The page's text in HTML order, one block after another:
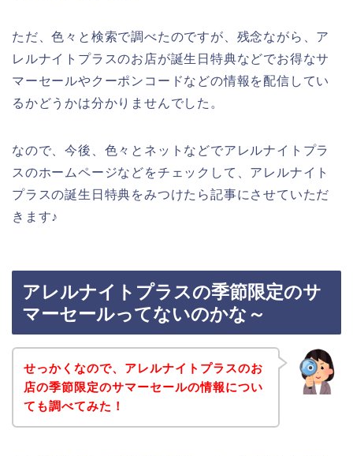
ただ、色々と検索で調べたのですが、残念ながら、ア
レルナイトプラスのお店が誕生日特典などでお得なサ
マーセールやクーポンコードなどの情報を配信してい
るかどうかは分かりませんでした。
なので、今後、色々とネットなどでアレルナイトプラ
スのホームページなどをチェックして、アレルナイト
プラスの誕生日特典をみつけたら記事にさせていただ
きます♪
アレルナイトプラスの季節限定のサ
マーセールってないのかな～
せっかくなので、アレルナイトプラスのお
店の季節限定のサマーセールの情報につい
ても調べてみた！